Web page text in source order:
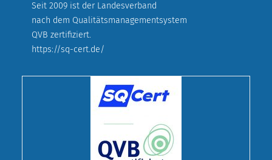
Seit 2009 ist der Landesverband
nach dem Qualitätsmanagementsystem
QVB zertifiziert.
https://sq-cert.de/